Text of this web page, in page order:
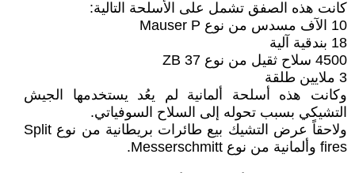
كانت هذه الصفق تشمل على الأسلحة التالية:
10 الآف مسدس من نوع Mauser P
18 بندقية آلية
4500 سلاح ثقيل من نوع ZB 37
3 ملايين طلقة
وكانت هذه أسلحة ألمانية لم يعُد يستخدمها الجيش
التشيكي بسبب تحوله إلى السلاح السوفياتي.
ولاحقاً عرض التشيك بيع طائرات بريطانية من نوع Split
fires وألمانية من نوع Messerschmitt.